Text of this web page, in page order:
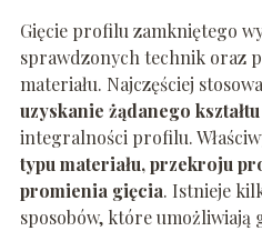
Gięcie profilu zamkniętego
sprawdzonych technik oraz
materiału. Najczęściej
uzyskanie żądanego kształtu
integralności profilu.
typu materiału, przekroju
promienia gięcia. Istnieje
sposobów, które umożliwiają